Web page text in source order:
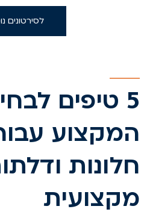
לסירטונים
5 טיפים